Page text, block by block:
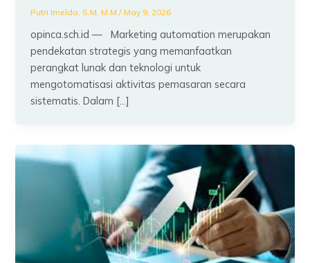
Putri Imelda, S.M, M.M/May 9, 2026
opinca.sch.id — Marketing automation merupakan
pendekatan strategis yang memanfaatkan
perangkat lunak dan teknologi untuk
mengotomatisasi aktivitas pemasaran secara
sistematis. Dalam […]